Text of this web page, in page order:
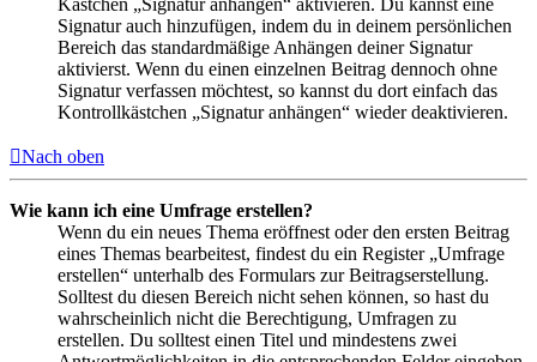
Kästchen „Signatur anhängen“ aktivieren. Du kannst eine
Signatur auch hinzufügen, indem du in deinem persönlichen
Bereich das standardmäßige Anhängen deiner Signatur
aktivierst. Wenn du einen einzelnen Beitrag dennoch ohne
Signatur verfassen möchtest, so kannst du dort einfach das
Kontrollkästchen „Signatur anhängen“ wieder deaktivieren.
Nach oben
Wie kann ich eine Umfrage erstellen?
Wenn du ein neues Thema eröffnest oder den ersten Beitrag
eines Themas bearbeitest, findest du ein Register „Umfrage
erstellen“ unterhalb des Formulars zur Beitragserstellung.
Solltest du diesen Bereich nicht sehen können, so hast du
wahrscheinlich nicht die Berechtigung, Umfragen zu
erstellen. Du solltest einen Titel und mindestens zwei